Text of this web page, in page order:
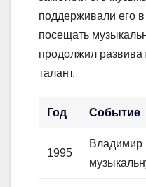
поддерживали его
посещать
продолжил
талант.
Год Событие
1995
Владимир